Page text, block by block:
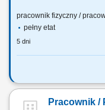
pracownik fizyczny /
pełny etat
5 dni
Jakie będą Twoje
wykonywanie zadań i
Pracownik /